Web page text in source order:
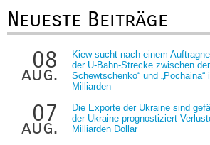
Neueste Beiträge
08
aug.
Kiew sucht nach einem
der U-Bahn-Strecke zwischen
Schewtschenko“ und
Milliarden
07
aug.
Die Exporte der Ukraine sind
der Ukraine prognostiziert
Milliarden Dollar